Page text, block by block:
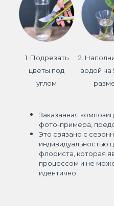
1. Подрезать
цветы под
углом
2.
водой на
Заказанная
фото-примера,
Это связано с
индивидуальностью
флориста, которая
процессом и не
идентично.